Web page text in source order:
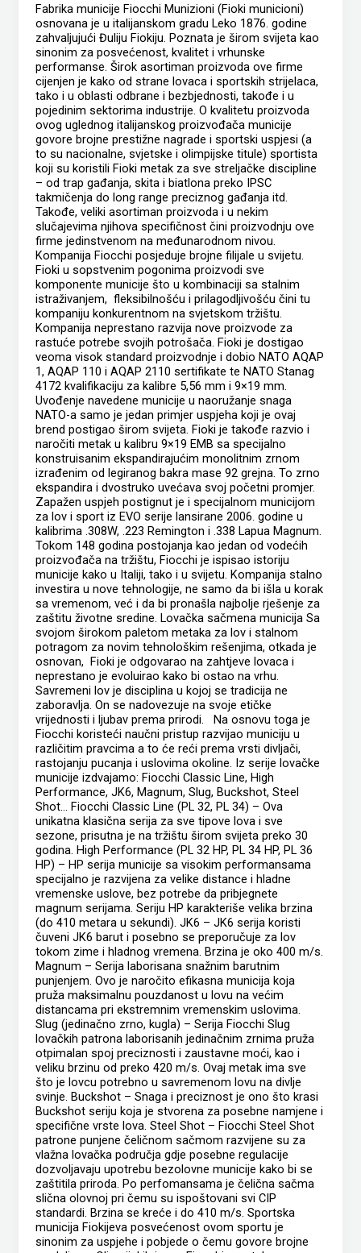
Fabrika municije Fiocchi Munizioni (Fioki municioni)
osnovana je u italijanskom gradu Leko 1876. godine
zahvaljujući Đuliju Fiokiju. Poznata je širom svijeta kao
sinonim za posvećenost, kvalitet i vrhunske
performanse. Širok asortiman proizvoda ove firme
cijenjen je kako od strane lovaca i sportskih strijelaca,
tako i u oblasti odbrane i bezbjednosti, takođe i u
pojedinim sektorima industrije. O kvalitetu proizvoda
ovog uglednog italijanskog proizvođača municije
govore brojne prestižne nagrade i sportski uspjesi (a
to su nacionalne, svjetske i olimpijske titule) sportista
koji su koristili Fioki metak za sve streljačke discipline
– od trap gađanja, skita i biatlona preko IPSC
takmičenja do long range preciznog gađanja itd.
Takođe, veliki asortiman proizvoda i u nekim
slučajevima njihova specifičnost čini proizvodnju ove
firme jedinstvenom na međunarodnom nivou.
Kompanija Fiocchi posjeduje brojne filijale u svijetu.
Fioki u sopstvenim pogonima proizvodi sve
komponente municije što u kombinaciji sa stalnim
istraživanjem, fleksibilnošću i prilagodljivošću čini tu
kompaniju konkurentnom na svjetskom tržištu.
Kompanija neprestano razvija nove proizvode za
rastuće potrebe svojih potrošača. Fioki je dostigao
veoma visok standard proizvodnje i dobio NATO AQAP
1, AQAP 110 i AQAP 2110 sertifikate te NATO Stanag
4172 kvalifikaciju za kalibre 5,56 mm i 9×19 mm.
Uvođenje navedene municije u naoružanje snaga
NATO-a samo je jedan primjer uspjeha koji je ovaj
brend postigao širom svijeta. Fioki je takođe razvio i
naročiti metak u kalibru 9×19 EMB sa specijalno
konstruisanim ekspandirajućim monolitnim zrnom
izrađenim od legiranog bakra mase 92 grejna. To zrno
ekspandira i dvostruko uvećava svoj početni promjer.
Zapažen uspjeh postignut je i specijalnom municijom
za lov i sport iz EVO serije lansirane 2006. godine u
kalibrima .308W, .223 Remington i .338 Lapua Magnum.
Tokom 148 godina postojanja kao jedan od vodećih
proizvođača na tržištu, Fiocchi je ispisao istoriju
municije kako u Italiji, tako i u svijetu. Kompanija stalno
investira u nove tehnologije, ne samo da bi išla u korak
sa vremenom, već i da bi pronašla najbolje rješenje za
zaštitu životne sredine. Lovačka sačmena municija Sa
svojom širokom paletom metaka za lov i stalnom
potragom za novim tehnološkim rešenjima, otkada je
osnovan, Fioki je odgovarao na zahtjeve lovaca i
neprestano je evoluirao kako bi ostao na vrhu.
Savremeni lov je disciplina u kojoj se tradicija ne
zaboravlja. On se nadovezuje na svoje etičke
vrijednosti i ljubav prema prirodi. Na osnovu toga je
Fiocchi koristeći naučni pristup razvijao municiju u
različitim pravcima a to će reći prema vrsti divljači,
rastojanju pucanja i uslovima okoline. Iz serije lovačke
municije izdvajamo: Fiocchi Classic Line, High
Performance, JK6, Magnum, Slug, Buckshot, Steel
Shot… Fiocchi Classic Line (PL 32, PL 34) – Ova
unikatna klasična serija za sve tipove lova i sve
sezone, prisutna je na tržištu širom svijeta preko 30
godina. High Performance (PL 32 HP, PL 34 HP, PL 36
HP) – HP serija municije sa visokim performansama
specijalno je razvijena za velike distance i hladne
vremenske uslove, bez potrebe da pribjegnete
magnum serijama. Seriju HP karakteriše velika brzina
(do 410 metara u sekundi). JK6 – JK6 serija koristi
čuveni JK6 barut i posebno se preporučuje za lov
tokom zime i hladnog vremena. Brzina je oko 400 m/s.
Magnum – Serija laborisana snažnim barutnim
punjenjem. Ovo je naročito efikasna municija koja
pruža maksimalnu pouzdanost u lovu na većim
distancama pri ekstremnim vremenskim uslovima.
Slug (jedinačno zrno, kugla) – Serija Fiocchi Slug
lovačkih patrona laborisanih jedinačnim zrnima pruža
otpimalan spoj preciznosti i zaustavne moći, kao i
veliku brzinu od preko 420 m/s. Ovaj metak ima sve
što je lovcu potrebno u savremenom lovu na divlje
svinje. Buckshot – Snaga i preciznost je ono što krasi
Buckshot seriju koja je stvorena za posebne namjene i
specifične vrste lova. Steel Shot – Fiocchi Steel Shot
patrone punjene čeličnom sačmom razvijene su za
vlažna lovačka područja gdje posebne regulacije
dozvoljavaju upotrebu bezolovne municije kako bi se
zaštitila priroda. Po perfomansama je čelična sačma
slična olovnoj pri čemu su ispoštovani svi CIP
standardi. Brzina se kreće i do 410 m/s. Sportska
municija Fiokijeva posvećenost ovom sportu je
sinonim za uspjehe i pobjede o čemu govore brojne